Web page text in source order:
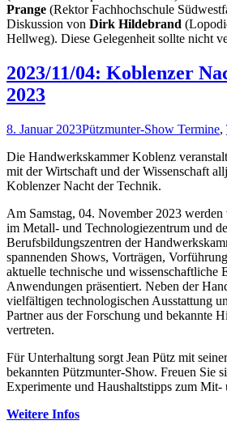
Prange (Rektor Fachhochschule
Diskussion von Dirk Hildebrand
Hellweg). Diese Gelegenheit sollte nicht
2023/11/04: Koblenzer
2023
8. Januar 2023Pützmunter-Show Termine,
Die Handwerkskammer Koblenz
mit der Wirtschaft und der Wissenschaft
Koblenzer Nacht der Technik.
Am Samstag, 04. November 2023
im Metall- und Technologiezentrum und
Berufsbildungszentren der
spannenden Shows, Vorträgen,
aktuelle technische und wissenschaftliche
Anwendungen präsentiert. Neben der
vielfältigen technologischen Ausstattung
Partner aus der Forschung und bekannte
vertreten.
Für Unterhaltung sorgt Jean Pütz mit
bekannten Pützmunter-Show. Freuen Sie
Experimente und Haushaltstipps zum Mit-
Weitere Infos